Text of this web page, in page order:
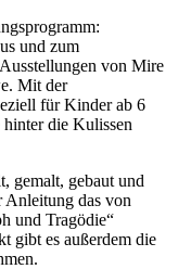
und zum
von Mire
Mit der
für Kinder ab 6
die Kulissen
gemalt, gebaut und
Anleitung das von
und Tragödie“
gibt es außerdem die